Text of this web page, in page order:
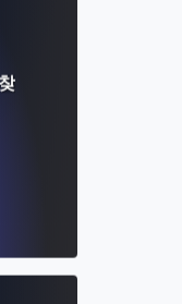
고 선택하는 방법